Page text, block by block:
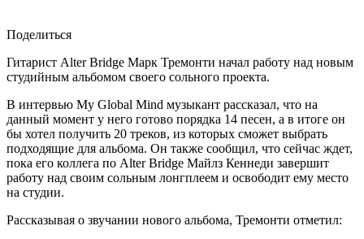
Поделиться
Гитарист Alter Bridge Марк Тремонти начал работу над новым
студийным альбомом своего сольного проекта.
В интервью My Global Mind музыкант рассказал, что на
данный момент у него готово порядка 14 песен, а в итоге он
бы хотел получить 20 треков, из которых сможет выбрать
подходящие для альбома. Он также сообщил, что сейчас ждет,
пока его коллега по Alter Bridge Майлз Кеннеди завершит
работу над своим сольным лонгплеем и освободит ему место
на студии.
Рассказывая о звучании нового альбома, Тремонти отметил: